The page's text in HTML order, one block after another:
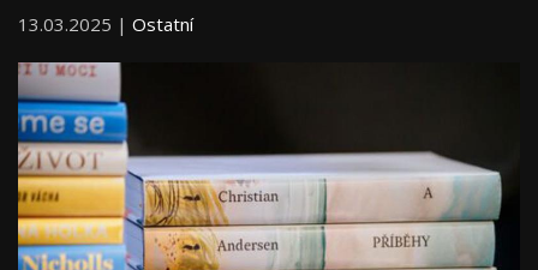
13.03.2025 | Ostatní